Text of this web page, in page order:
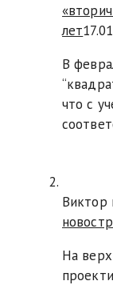
лет
В
что с
Виктор
На